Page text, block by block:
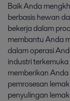
Baik Anda
berbasis hewan
bekerja dalam
membantu Anda
dalam operasi
industri
memberikan
pemrosesan
penyulingan